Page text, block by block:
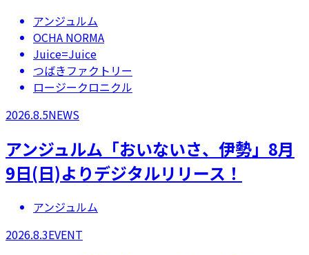
アンジュルム
OCHA NORMA
Juice=Juice
つばきファクトリー
ロージークロニクル
2026.8.5NEWS
アンジュルム「おいないさ、伊勢」8月
9日(日)よりデジタルリリース！
アンジュルム
2026.8.3EVENT